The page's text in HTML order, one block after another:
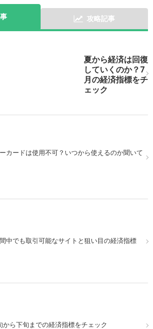
攻略記事
夏から経済は回復
していくのか？7
月の経済指標をチ
ェック
カードは使用不可？いつから使えるのか聞いて
中でも取引可能なサイトと狙い目の経済指標
から下旬までの経済指標をチェック